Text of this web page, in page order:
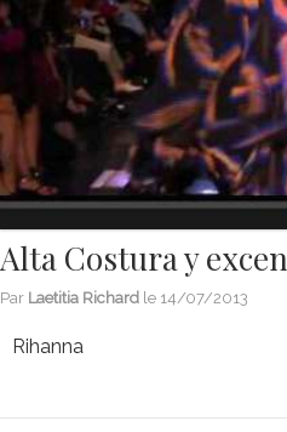
Alta Costura y
Par Laetitia Richard le 14/07/2013
Rihanna